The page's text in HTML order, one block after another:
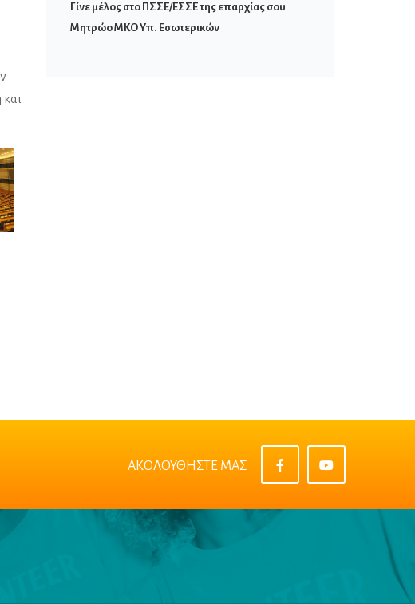
Γίνε μέλος στο ΠΣΣΕ/ΕΣΣΕ της επαρχίας σου
Μητρώο ΜΚΟ Υπ. Εσωτερικών
ΑΚΟΛΟΥΘΗΣΤΕ ΜΑΣ